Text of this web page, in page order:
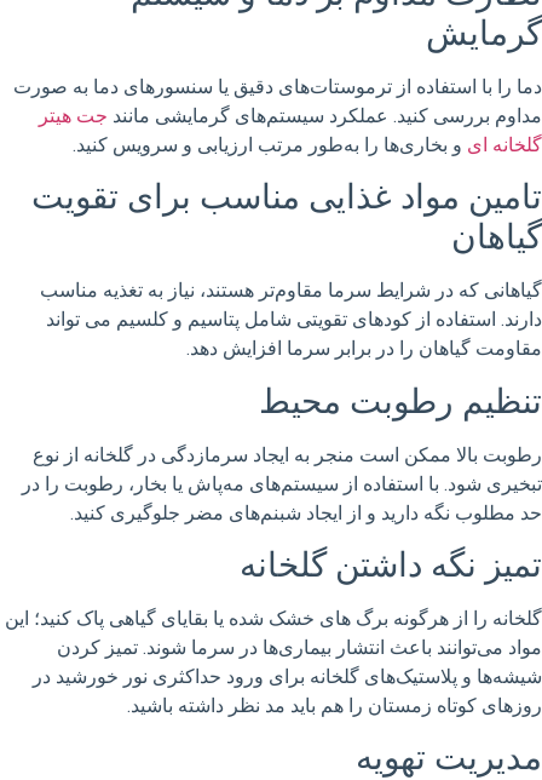
گرمایش
دما را با استفاده از ترموستات‌های دقیق یا سنسورهای دما به صورت
مداوم بررسی کنید. عملکرد سیستم‌های گرمایشی مانند جت هیتر
گلخانه ای و بخاری‌ها را به‌طور مرتب ارزیابی و سرویس کنید.
تامین مواد غذایی مناسب برای تقویت
گیاهان
گیاهانی که در شرایط سرما مقاوم‌تر هستند، نیاز به تغذیه مناسب
دارند. استفاده از کودهای تقویتی شامل پتاسیم و کلسیم می تواند
مقاومت گیاهان را در برابر سرما افزایش دهد.
تنظیم رطوبت محیط
رطوبت بالا ممکن است منجر به ایجاد سرمازدگی در گلخانه از نوع
تبخیری شود. با استفاده از سیستم‌های مه‌پاش یا بخار، رطوبت را در
حد مطلوب نگه دارید و از ایجاد شبنم‌های مضر جلوگیری کنید.
تمیز نگه داشتن گلخانه
گلخانه را از هرگونه برگ های خشک شده یا بقایای گیاهی پاک کنید؛ این
مواد می‌توانند باعث انتشار بیماری‌ها در سرما شوند. تمیز کردن
شیشه‌ها و پلاستیک‌های گلخانه برای ورود حداکثری نور خورشید در
روزهای کوتاه زمستان را هم باید مد نظر داشته باشید.
مدیریت تهویه